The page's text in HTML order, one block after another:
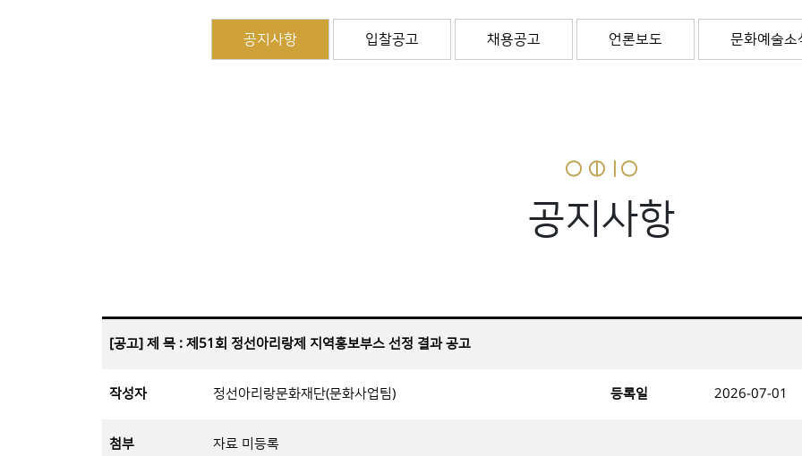
공지사항 입찰공고 채용공고 언론보도 문화예술소
공지사항
[공고] 제 목 : 제51회 정선아리랑제 지역홍보부스 선정 결과 공고
작성자 정선아리랑문화재단(문화사업팀) 등록일 2026-07-01
첨부 자료 미등록